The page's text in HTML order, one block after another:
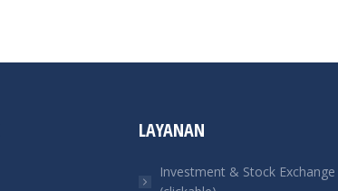
LAYANAN
Investment & Stock Exchange